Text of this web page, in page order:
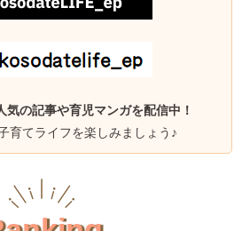
の記事や育児マンガを配信中！
育てライフを楽しみましょう♪